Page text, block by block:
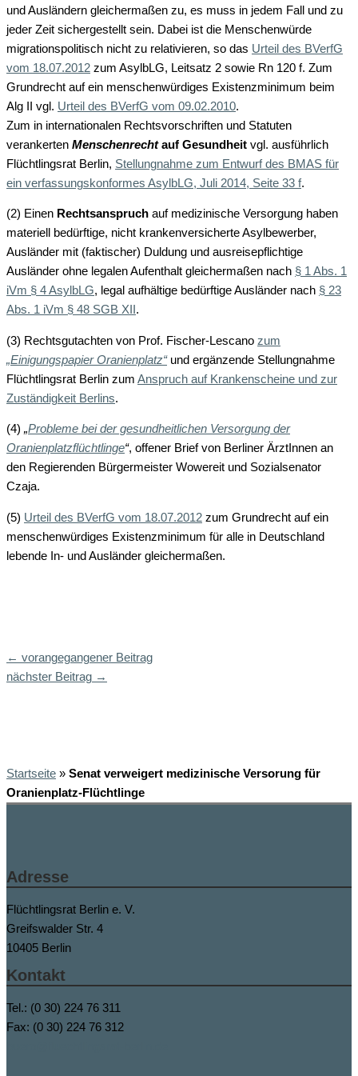
und Ausländern gleichermaßen zu, es muss in jedem Fall und zu
jeder Zeit sichergestellt sein. Dabei ist die Menschenwürde
migrationspolitisch nicht zu relativieren, so das Urteil des BVerfG
vom 18.07.2012 zum AsylbLG, Leitsatz 2 sowie Rn 120 f. Zum
Grundrecht auf ein menschenwürdiges Existenzminimum beim
Alg II vgl. Urteil des BVerfG vom 09.02.2010.
Zum in internationalen Rechtsvorschriften und Statuten
verankerten Menschenrechtauf Gesundheit vgl. ausführlich
Flüchtlingsrat Berlin, Stellungnahme zum Entwurf des BMAS für
ein verfassungskonformes AsylbLG, Juli 2014, Seite 33 f.
(2) Einen Rechtsanspruch auf medizinische Versorgung haben
materiell bedürftige, nicht krankenversicherte Asylbewerber,
Ausländer mit (faktischer) Duldung und ausreisepflichtige
Ausländer ohne legalen Aufenthalt gleichermaßen nach § 1 Abs. 1
iVm § 4 AsylbLG, legal aufhältige bedürftige Ausländer nach § 23
Abs. 1 iVm § 48 SGB XII .
(3) Rechtsgutachten von Prof. Fischer-Lescano zum
„Einigungspapier Oranienplatz“und ergänzende Stellungnahme
Flüchtlingsrat Berlin zum Anspruch auf Krankenscheine und zur
Zuständigkeit Berlins.
(4) „Probleme bei der gesundheitlichen Versorgung der
Oranienplatzflüchtlinge“, offener Brief von Berliner ÄrztInnen an
den Regierenden Bürgermeister Wowereit und Sozialsenator
Czaja.
(5) Urteil des BVerfG vom 18.07.2012 zum Grundrecht auf ein
menschenwürdiges Existenzminimum für alle in Deutschland
lebende In- und Ausländer gleichermaßen.
← vorangegangener Beitrag
nächster Beitrag →
Startseite » Senat verweigert medizinische Versorung für
Oranienplatz-Flüchtlinge
Adresse
Flüchtlingsrat Berlin e. V.
Greifswalder Str. 4
10405 Berlin
Kontakt
Tel.: (0 30) 224 76 311
Fax: (0 30) 224 76 312